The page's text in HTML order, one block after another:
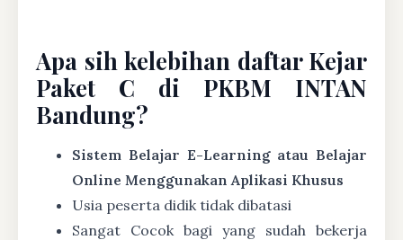
Apa sih kelebihan daftar Kejar
Paket C di PKBM INTAN
Bandung?
Sistem Belajar E-Learning atau Belajar
Online Menggunakan Aplikasi Khusus
Usia peserta didik tidak dibatasi
Sangat Cocok bagi yang sudah bekerja